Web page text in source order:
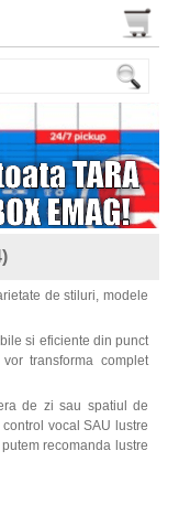
de stiluri, modele
si eficiente din punct
transforma complet
de zi sau spatiul de
vocal SAU lustre
recomanda lustre